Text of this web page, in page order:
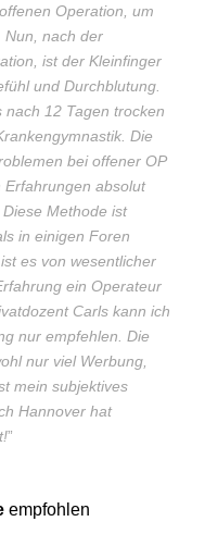
Operation, um
Nun, nach der
ist der Kleinfinger
und Durchblutung.
nach 12 Tagen trocken
Die
bei offener OP
absolut
Methode ist
in einigen Foren
es von wesentlicher
ein Operateur
Carls kann ich
nur empfehlen. Die
nur viel Werbung,
mein subjektives
Hannover hat
”
empfohlen